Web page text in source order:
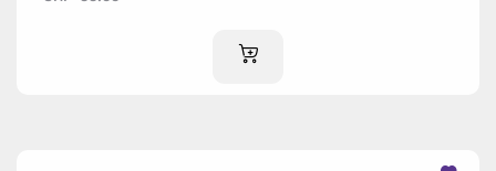
IM WARENKORB